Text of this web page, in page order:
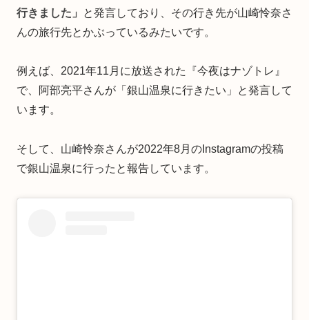
行きました」
と発言しており、その行き先が山崎怜奈さ
んの旅行先とかぶっているみたいです。
例えば、2021年11月に放送された『今夜はナゾトレ』
で、阿部亮平さんが「銀山温泉に行きたい」と発言して
います。
そして、山崎怜奈さんが2022年8月のInstagramの投稿
で銀山温泉に行ったと報告しています。